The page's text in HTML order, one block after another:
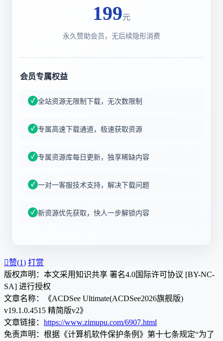
199元
永久赞助会员，无后续隐形消费
会员专属权益
全站资源无限制下载，无次数限制
专属高速下载通道，极速获取资源
专属资源库每日更新，独享稀缺内容
一对一客服技术支持，解决下载问题
新资源优先获取，快人一步解锁内容
赞(1) 打赏
版权声明：本文采用知识共享 署名4.0国际许可协议 [BY-NC-
SA] 进行授权
文章名称：《ACDSee Ultimate(ACDSee2026旗舰版)
v19.1.0.4515 精简版v2》
文章链接： https://www.zimupu.com/6907.html
免责声明：根据《计算机软件保护条例》第十七条规定“为了